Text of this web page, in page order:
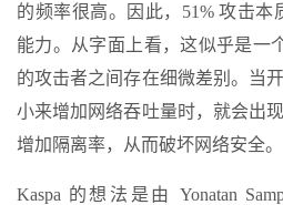
的频率很高。因此，51% 攻击本
能力。从字面上看，这似乎是一
的攻击者之间存在细微差别。当
小来增加网络吞吐量时，就会出
增加隔离率，从而破坏网络安全。
Kaspa 的想法是由 Yonatan